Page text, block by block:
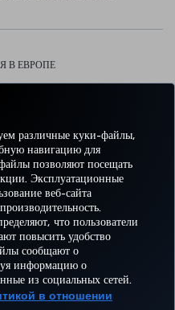
различные куки-файлы,
навигацию для
позволяют посещать
Эксплуатационные
веб-сайта
что пользователи
повысить удобство
сообщают о
информацию о
из социальных сетей.
в отношении
В ЕВРОПЕ
TikTokБлогPinterest
ПРЕДЛОЖЕНИЯ
И
НАПРАВЛЕНИЯ
ПОМОЩЬ